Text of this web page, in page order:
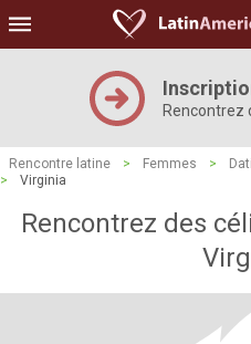
Rencontrez
Rencontre latine > Femmes >
>
Virginia
Rencontrez des